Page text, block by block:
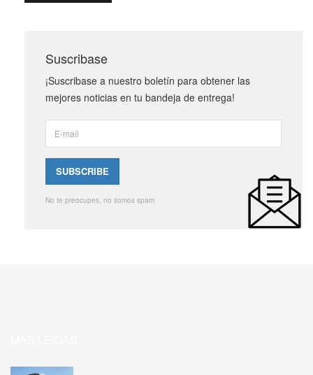
Suscribase
¡Suscribase a nuestro boletín para obtener las
mejores noticias en tu bandeja de entrega!
No te preocupes, no somos spam